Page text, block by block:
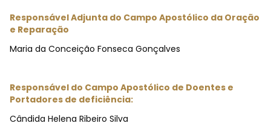
Responsável Adjunta do Campo Apostólico da Oração
e Reparação
Maria da Conceição Fonseca Gonçalves
Responsável do Campo Apostólico de Doentes e
Portadores de deficiência:
Cândida Helena Ribeiro Silva